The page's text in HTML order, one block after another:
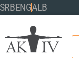
SRBENGALB